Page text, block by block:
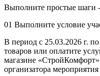
Выполните простые шаги
01 Выполните условие
В период с 25.03.2026 г.
товаров или оплатите
магазине
организатора